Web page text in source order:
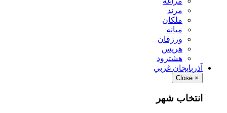
مرند
ملكان
ميانه
ورزقان
هريس
هشترود
آذربايجان غربي
×
Close
انتخاب شهر